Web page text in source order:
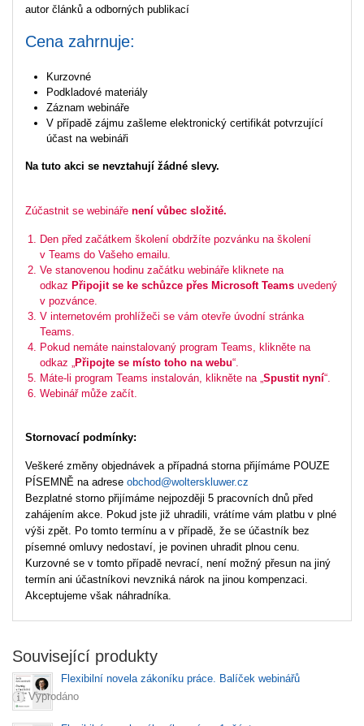
autor článků a odborných publikací
Cena zahrnuje:
Kurzovné
Podkladové materiály
Záznam webináře
V případě zájmu zašleme elektronický certifikát potvrzující
účast na webináři
Na tuto akci se nevztahují žádné slevy.
Zúčastnit se webináře není vůbec složité.
Den před začátkem školení obdržíte pozvánku na školení
v Teams do Vašeho emailu.
Ve stanovenou hodinu začátku webináře kliknete na
odkaz Připojit se ke schůzce přes Microsoft Teams uvedený
v pozvánce.
V internetovém prohlížeči se vám otevře úvodní stránka
Teams.
Pokud nemáte nainstalovaný program Teams, klikněte na
odkaz „Připojte se místo toho na webu“.
Máte-li program Teams instalován, klikněte na „Spustit nyní“.
Webinář může začít.
Stornovací podmínky:
Veškeré změny objednávek a případná storna přijímáme POUZE
PÍSEMNĚ na adrese obchod@wolterskluwer.cz
Bezplatné storno přijímáme nejpozději 5 pracovních dnů před
zahájením akce. Pokud jste již uhradili, vrátíme vám platbu v plné
výši zpět. Po tomto termínu a v případě, že se účastník bez
písemné omluvy nedostaví, je povinen uhradit plnou cenu.
Kurzovné se v tomto případě nevrací, není možný přesun na jiný
termín ani účastníkovi nevzniká nárok na jinou kompenzaci.
Akceptujeme však náhradníka.
Související produkty
Flexibilní novela zákoníku práce. Balíček webinářů
Vyprodáno